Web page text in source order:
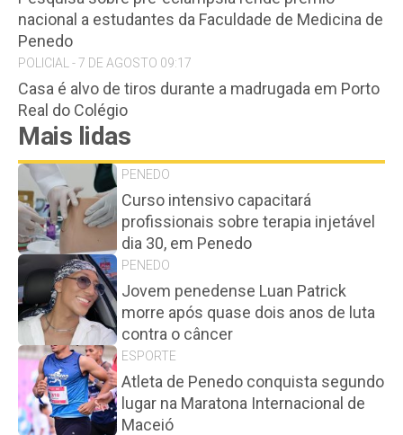
nacional a estudantes da Faculdade de Medicina de
Penedo
POLICIAL - 7 DE AGOSTO 09:17
Casa é alvo de tiros durante a madrugada em Porto
Real do Colégio
Mais lidas
PENEDO
Curso intensivo capacitará
profissionais sobre terapia injetável
dia 30, em Penedo
PENEDO
Jovem penedense Luan Patrick
morre após quase dois anos de luta
contra o câncer
ESPORTE
Atleta de Penedo conquista segundo
lugar na Maratona Internacional de
Maceió